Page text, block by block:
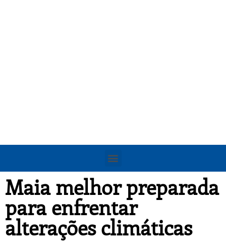
Maia melhor preparada
para enfrentar
alterações climáticas